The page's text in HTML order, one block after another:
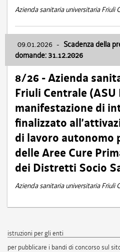
Azienda sanitaria universitaria Friuli
09.01.2026 - Scadenza della
domande: 31.12.2026
8/26 - Azienda
Friuli Centrale (ASU
manifestazione di
finalizzato
di lavoro autonomo
delle Aree Cure
dei Distretti Socio
Azienda sanitaria universitaria Friuli
istruzioni per gli enti
per pubblicare i bandi di concorso sul